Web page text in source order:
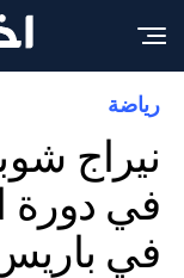
رياضة
نيراج
في دورة
في باريس